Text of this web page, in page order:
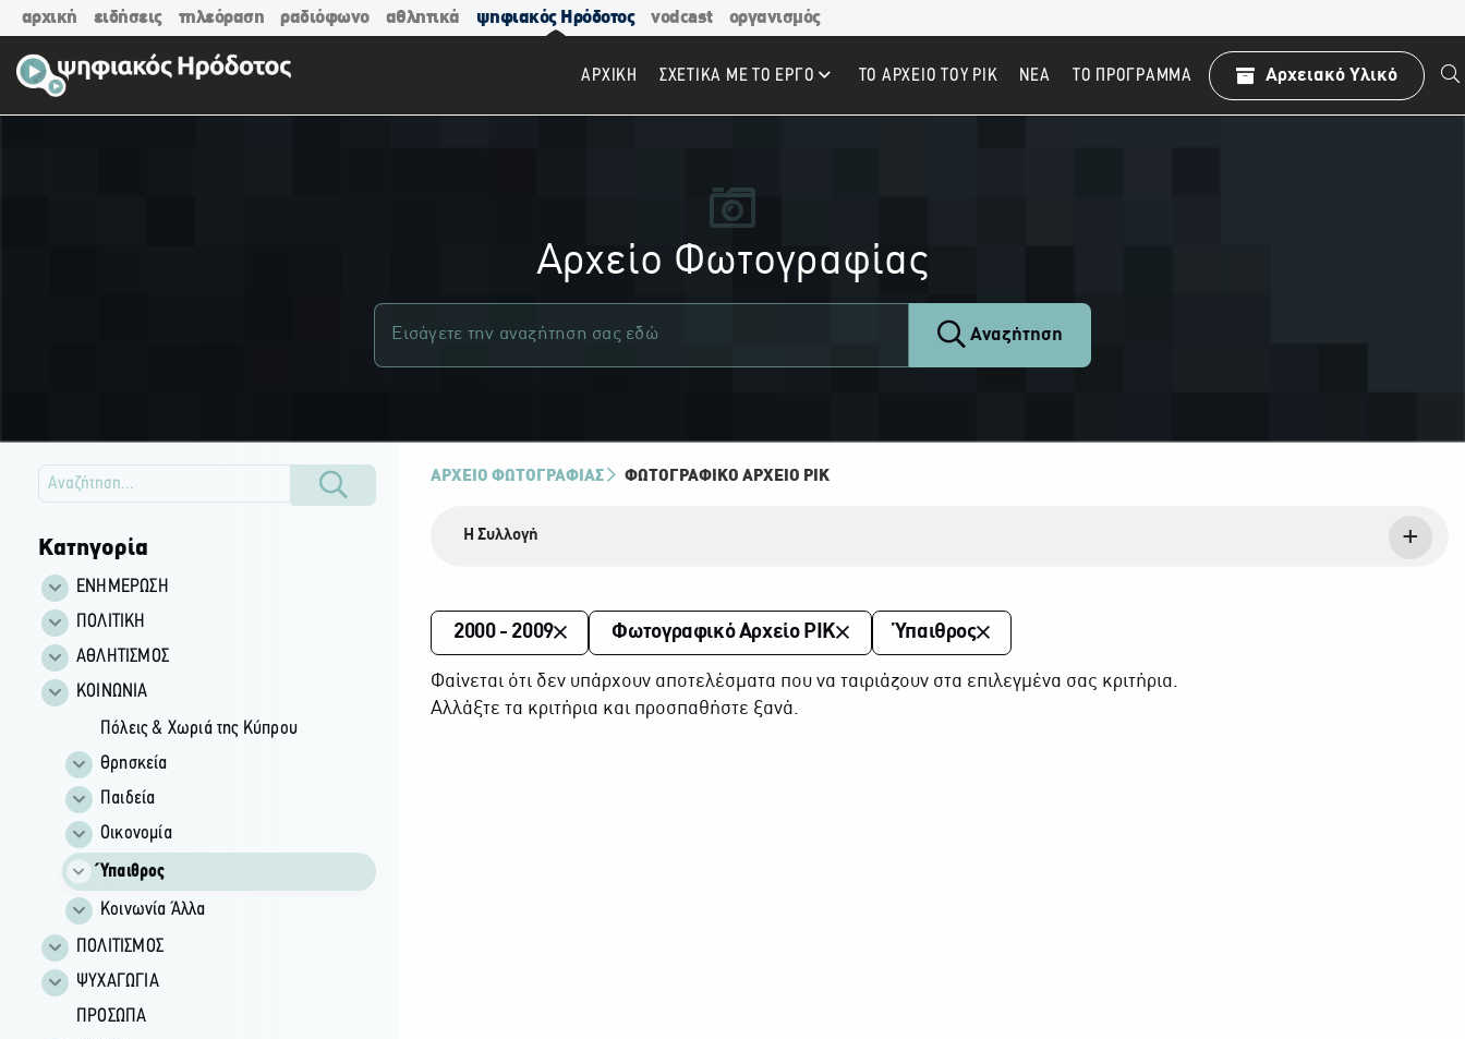
αρχική ειδήσεις τηλεόραση ραδιόφωνο αθλητικά ψηφιακός Ηρόδοτος vodcast οργανισμός
ΑΡΧΙΚΉ ΣΧΕΤΙΚΑ ΜΕ ΤΟ ΕΡΓΟ ΤΟ ΑΡΧΕΙΟ ΤΟΥ ΡΙΚ ΝΕΑ TO ΠΡΌΓΡΑΜΜΑ Αρχειακό Υλικό
Αρχείο Φωτογραφίας
Αναζήτηση
Κατηγορία
ΕΝΗΜΕΡΩΣΗ
ΠΟΛΙΤΙΚΗ
ΑΘΛΗΤΙΣΜΟΣ
ΚΟΙΝΩΝΙΑ
Πόλεις & Χωριά της Κύπρου
Θρησκεία
Παιδεία
Οικονομία
Ύπαιθρος
Κοινωνία Άλλα
ΠΟΛΙΤΙΣΜΟΣ
ΨΥΧΑΓΩΓΙΑ
ΠΡΟΣΩΠΑ
ΑΡΧΕΙΟ ΦΩΤΟΓΡΑΦΙΑΣ ΦΩΤΟΓΡΑΦΙΚΌ ΑΡΧΕΊΟ ΡΙΚ
Η Συλλογή
2000 - 2009 Φωτογραφικό Αρχείο ΡΙΚ Ύπαιθρος
Φαίνεται ότι δεν υπάρχουν αποτελέσματα που να ταιριάζουν στα επιλεγμένα σας κριτήρια.
Αλλάξτε τα κριτήρια και προσπαθήστε ξανά.